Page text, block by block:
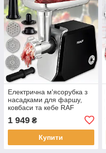
Електрична м'ясорубка з
насадками для фаршу,
ковбаси та кебе RAF
1 949 ₴
Купити